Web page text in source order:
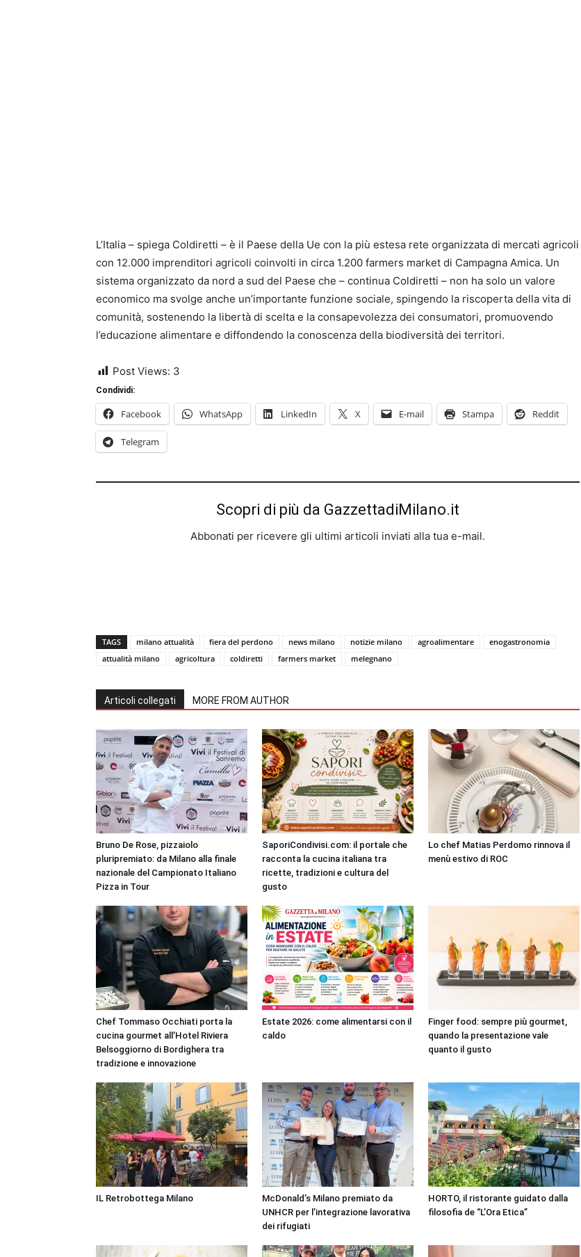
L’Italia – spiega Coldiretti – è il Paese della Ue con la più estesa rete organizzata di mercati agricoli
con 12.000 imprenditori agricoli coinvolti in circa 1.200 farmers market di Campagna Amica. Un
sistema organizzato da nord a sud del Paese che – continua Coldiretti – non ha solo un valore
economico ma svolge anche un’importante funzione sociale, spingendo la riscoperta della vita di
comunità, sostenendo la libertà di scelta e la consapevolezza dei consumatori, promuovendo
l’educazione alimentare e diffondendo la conoscenza della biodiversità dei territori.
Post Views: 3
Condividi:
Facebook WhatsApp LinkedIn X E-mail Stampa Reddit
Telegram
Scopri di più da GazzettadiMilano.it
Abbonati per ricevere gli ultimi articoli inviati alla tua e-mail.
TAGS milano attualità fiera del perdono news milano notizie milano agroalimentare
enogastronomia
attualità milano
agricoltura coldiretti farmers market melegnano
Articoli collegati MORE FROM AUTHOR
Bruno De Rose, pizzaiolo
pluripremiato: da Milano alla finale
nazionale del Campionato Italiano
Pizza in Tour
SaporiCondivisi.com: il portale che
racconta la cucina italiana tra
ricette, tradizioni e cultura del
gusto
Lo chef Matias Perdomo rinnova il
menù estivo di ROC
Chef Tommaso Occhiati porta la
cucina gourmet all’Hotel Riviera
Belsoggiorno di Bordighera tra
tradizione e innovazione
Estate 2026: come alimentarsi con il
caldo
Finger food: sempre più gourmet,
quando la presentazione vale
quanto il gusto
IL Retrobottega Milano
McDonald’s Milano premiato da
UNHCR per l’integrazione lavorativa
dei rifugiati
HORTO, il ristorante guidato dalla
filosofia de “L’Ora Etica”